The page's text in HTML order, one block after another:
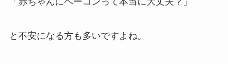
と不安になる方も多いですよね。